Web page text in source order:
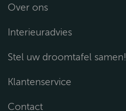
Over ons
Interieuradvies
Stel uw droomtafel samen!
Klantenservice
Contact